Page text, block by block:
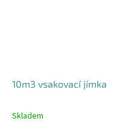
10m3 vsakovací jímka
Průměrné
Skladem